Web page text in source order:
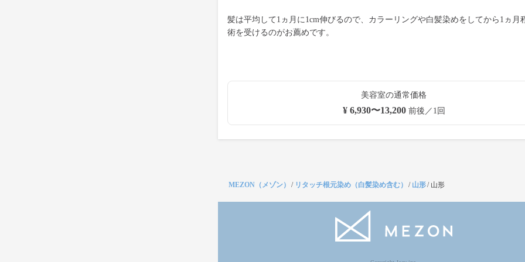
髪は平均して1ヵ月に1cm伸びるので、カラーリングや白髪染めをしてから1ヵ月
術を受けるのがお薦めです。
美容室の通常価格
¥ 6,930〜13,200前後／1回
MEZON（メゾン） / リタッチ根元染め（白髪染め含む） / 山形/ 山形